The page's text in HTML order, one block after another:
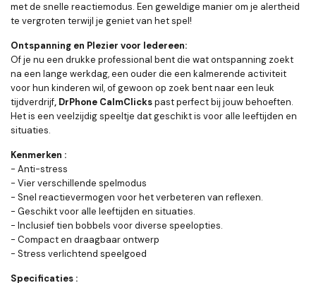
met de snelle reactiemodus. Een geweldige manier om je alertheid
te vergroten terwijl je geniet van het spel!
Ontspanning en Plezier voor Iedereen:
Of je nu een drukke professional bent die wat ontspanning zoekt
na een lange werkdag, een ouder die een kalmerende activiteit
voor hun kinderen wil, of gewoon op zoek bent naar een leuk
tijdverdrijf, DrPhone CalmClickspast perfect bij jouw behoeften.
Het is een veelzijdig speeltje dat geschikt is voor alle leeftijden en
situaties.
Kenmerken :
- Anti-stress
- Vier verschillende spelmodus
- Snel reactievermogen voor het verbeteren van reflexen.
- Geschikt voor alle leeftijden en situaties.
- Inclusief tien bobbels voor diverse speelopties.
- Compact en draagbaar ontwerp
- Stress verlichtend speelgoed
Specificaties :